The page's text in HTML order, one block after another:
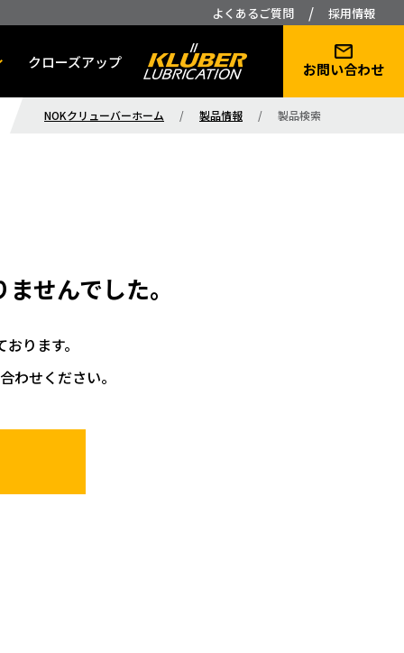
よくあるご質問 / 採用情報
クローズアップ お問い合わせ
NOKクリューバーホーム / 製品情報 / 製品検索
せんでした。
ります。
わせください。